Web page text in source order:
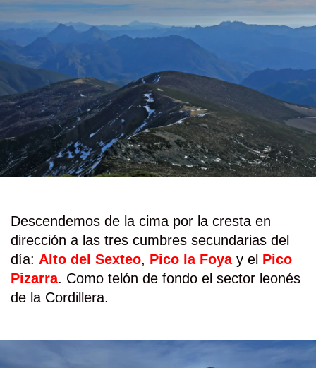
Descendemos de la cima por la cresta en
dirección a las tres cumbres secundarias del
día: Alto del Sexteo, Pico la Foyay el Pico
Pizarra. Como telón de fondo el sector leonés
de la Cordillera.